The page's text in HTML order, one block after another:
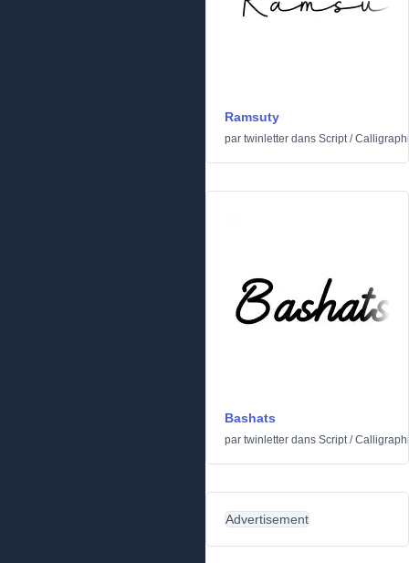
Ramsuty
par twinletter dans Script/
Bashats
par twinletter dans Script/
Advertisement